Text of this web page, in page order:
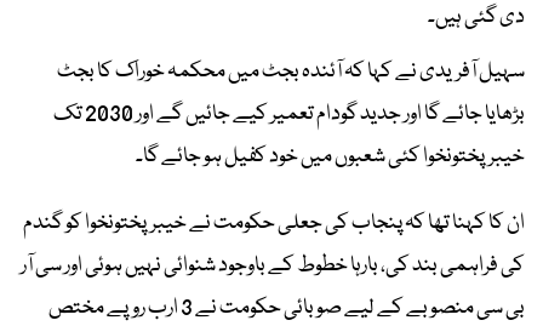
دی گئی ہیں۔
سہیل آفریدی نے کہا کہ آئندہ بجٹ میں محکمہ خوراک کا بجٹ
بڑھایا جائے گا اور جدید گودام تعمیر کیے جائیں گے اور 2030 تک
خیبرپختونخوا کئی شعبوں میں خود کفیل ہو جائے گا۔
ان کا کہنا تھا کہ پنجاب کی جعلی حکومت نے خیبرپختونخوا کو گندم
کی فراہمی بند کی، بارہا خطوط کے باوجود شنوائی نہیں ہوئی اور سی آر
بی سی منصوبے کے لیے صوبائی حکومت نے 3 ارب روپے مختص